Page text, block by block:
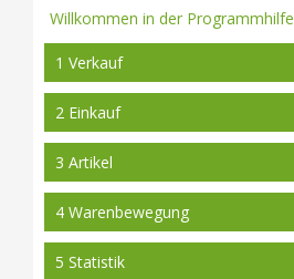
Willkommen in der Programmhilfe
1 Verkauf
2 Einkauf
3 Artikel
4 Warenbewegung
5 Statistik